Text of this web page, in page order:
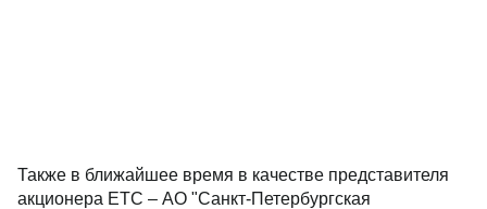
Также в ближайшее время в качестве представителя
акционера ЕТС – АО "Санкт-Петербургская